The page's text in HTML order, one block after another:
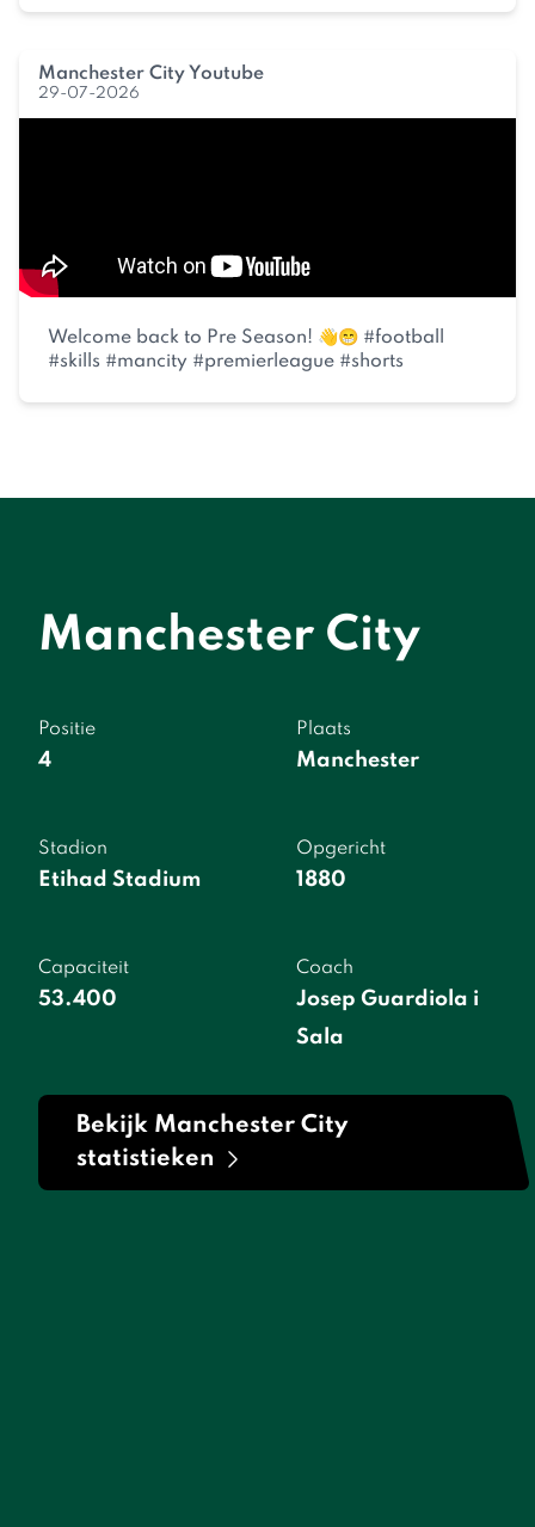
Manchester City Youtube
29-07-2026
Welcome back to Pre Season! 👋😁 #football
#skills #mancity #premierleague #shorts
Manchester City
Positie
4
Plaats
Manchester
Stadion
Etihad Stadium
Opgericht
1880
Capaciteit
53.400
Coach
Josep Guardiola i
Sala
Bekijk Manchester City
statistieken